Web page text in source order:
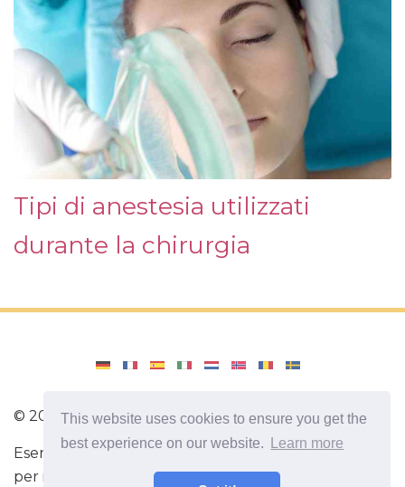
This website uses cookies to ensure you get the
best experience on our website.
Learn more
Tipi di anestesia utilizzati
durante la chirurgia
© 2026Amenajari
Esercizio. Diete e ricette per una dieta sana. Esercizi
per il cervello. Fatti interessanti Autosviluppo Sii più